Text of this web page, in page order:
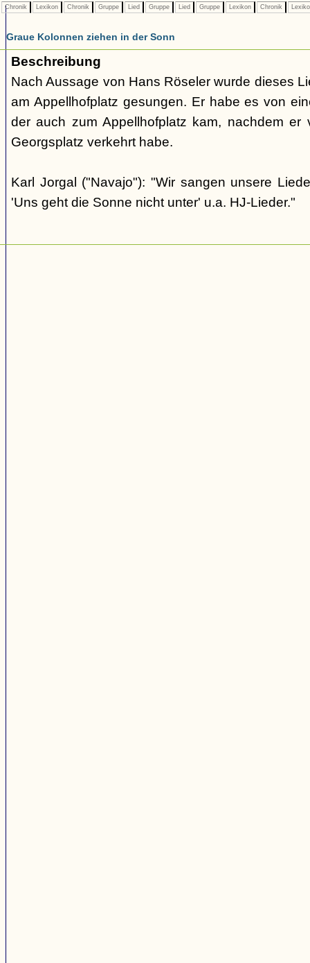
Chronik Lexikon Chronik Gruppe Lied Gruppe Lied Gruppe Lexikon Chronik
Graue Kolonnen ziehen in der Sonn
Beschreibung
Nach Aussage von Hans Röseler wurde dieses
am Appellhofplatz gesungen. Er habe es von
der auch zum Appellhofplatz kam, nachdem er
Georgsplatz verkehrt habe.
Karl Jorgal ("Navajo"): "Wir sangen unsere
'Uns geht die Sonne nicht unter' u.a. HJ-Lieder."